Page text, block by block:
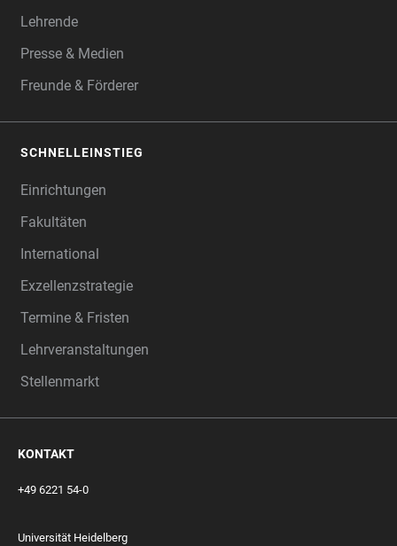
Lehrende
Presse & Medien
Freunde & Förderer
SCHNELLEINSTIEG
Einrichtungen
Fakultäten
International
Exzellenzstrategie
Termine & Fristen
Lehrveranstaltungen
Stellenmarkt
KONTAKT
+49 6221 54-0
Universität Heidelberg